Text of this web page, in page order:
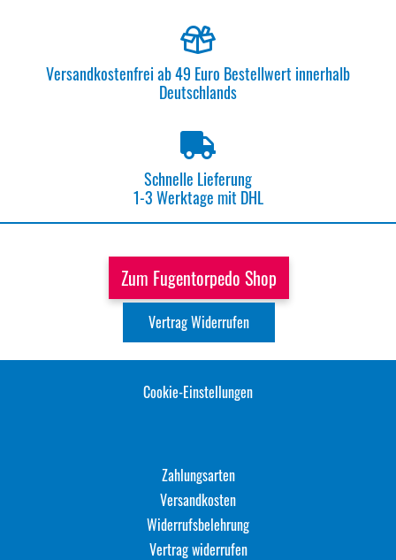
Versandkostenfrei ab 49 Euro Bestellwert innerhalb
Deutschlands
Schnelle Lieferung
1-3 Werktage mit DHL
Zum Fugentorpedo Shop
Vertrag Widerrufen
Cookie-Einstellungen
Zahlungsarten
Versandkosten
Widerrufsbelehrung
Vertrag widerrufen